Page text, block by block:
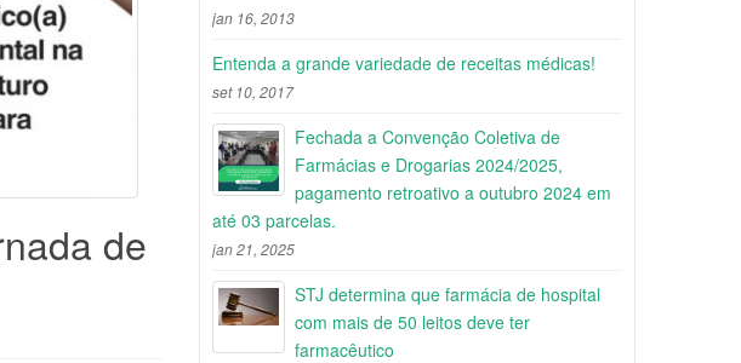
de
jan 16, 2013
Entenda a grande variedade de receitas médicas!
set 10, 2017
Fechada a Convenção Coletiva de
Farmácias e Drogarias 2024/2025,
pagamento retroativo a outubro 2024 em
até 03 parcelas.
jan 21, 2025
STJ determina que farmácia de hospital
com mais de 50 leitos deve ter
farmacêutico